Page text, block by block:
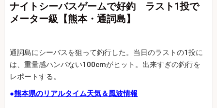
ナイトシーバスゲームで好釣 ラスト1投で
メーター級【熊本・通詞島】
通詞島にシーバスを狙って釣行した。当日のラストの1投に
は、重量感ハンパない100cmがヒット。出来すぎの釣行を
レポートする。
●熊本県のリアルタイム天気＆風波情報